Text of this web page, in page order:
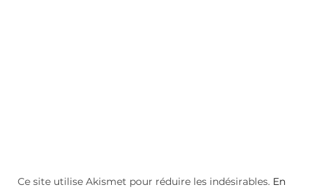
Ce site utilise Akismet pour réduire les indésirables. En